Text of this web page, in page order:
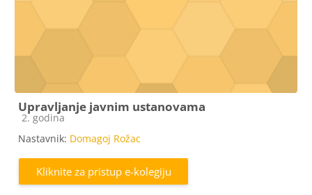
Upravljanje javnim ustanovama
Kategorija e-kolegija
2. godina
Nastavnik: Domagoj Rožac
Kliknite za pristup e-kolegiju